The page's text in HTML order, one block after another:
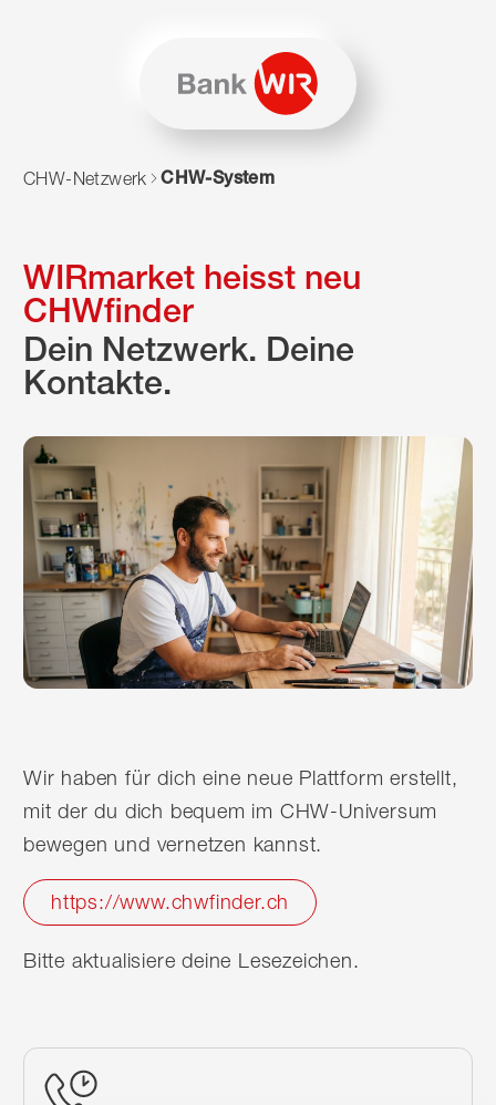
Zum Navigieren dieser Seite wird JavaScript benötigt.
CHW-Netzwerk CHW-System
WIRmarket heisst neu
CHWfinder
Dein Netzwerk. Deine
Kontakte.
Wir haben für dich eine neue Plattform erstellt,
mit der du dich bequem im CHW-Universum
bewegen und vernetzen kannst.
https://www.chwfinder.ch
Bitte aktualisiere deine Lesezeichen.